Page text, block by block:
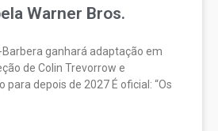
Warner Bros.
Barbera ganhará adaptação em
de Colin Trevorrow e
para depois de 2027 É oficial: “Os